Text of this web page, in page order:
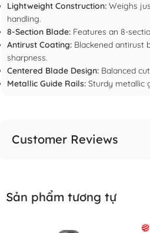
Lightweight Construction: Weighs
handling.
8-Section Blade: Features an 8-
Antirust Coating: Blackened antirust
sharpness.
Centered Blade Design: Balanced
Metallic Guide Rails: Sturdy metallic
Customer Reviews
Sản phẩm tương tự